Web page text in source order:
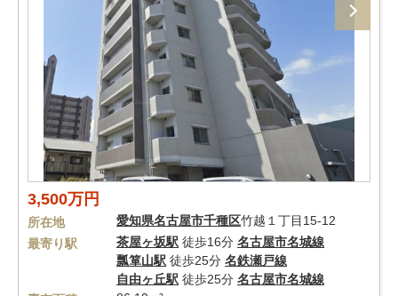
3,500万円
所在地 愛知県名古屋市千種区竹越１丁目15-12
最寄り駅
茶屋ヶ坂駅 徒歩16分 名古屋市名城線
瓢箪山駅 徒歩25分 名鉄瀬戸線
自由ヶ丘駅 徒歩25分 名古屋市名城線